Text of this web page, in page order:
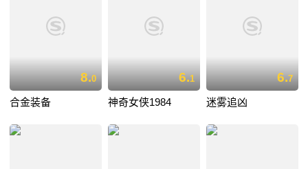
8.0
合金装备
6.1
神奇女侠1984
6.7
迷雾追凶